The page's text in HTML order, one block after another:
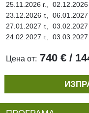
25.11.2026 г.,
02.12.2026
23.12.2026 г.,
06.01.2027
27.01.2027 г.,
03.02.2027
24.02.2027 г.,
03.03.2027
Цена от: 740 € /